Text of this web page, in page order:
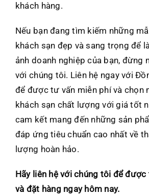
khách hàng.
Nếu bạn đang tìm kiếm những
khách sạn đẹp và sang trọng để
ảnh doanh nghiệp của bạn, đừng
với chúng tôi. Liên hệ ngay với
để được tư vấn miễn phí và chọn
khách sạn chất lượng với giá tốt
cam kết mang đến những sản
đáp ứng tiêu chuẩn cao nhất về
lượng hoàn hảo.
Hãy liên hệ với chúng tôi để
và đặt hàng ngay hôm nay.